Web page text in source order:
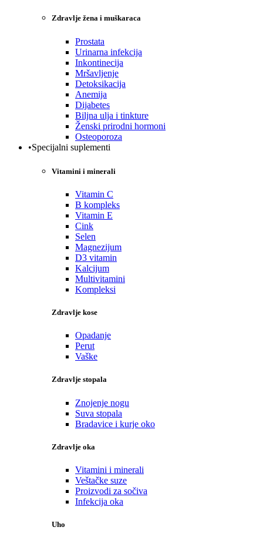
Zdravlje žena i muškaraca
Prostata
Urinarna infekcija
Inkontinecija
Mršavljenje
Detoksikacija
Anemija
Dijabetes
Biljna ulja i tinkture
Ženski prirodni hormoni
Osteoporoza
•Specijalni suplementi
Vitamini i minerali
Vitamin C
B kompleks
Vitamin E
Cink
Selen
Magnezijum
D3 vitamin
Kalcijum
Multivitamini
Kompleksi
Zdravlje kose
Opadanje
Perut
Vaške
Zdravlje stopala
Znojenje nogu
Suva stopala
Bradavice i kurje oko
Zdravlje oka
Vitamini i minerali
Veštačke suze
Proizvodi za sočiva
Infekcija oka
Uho